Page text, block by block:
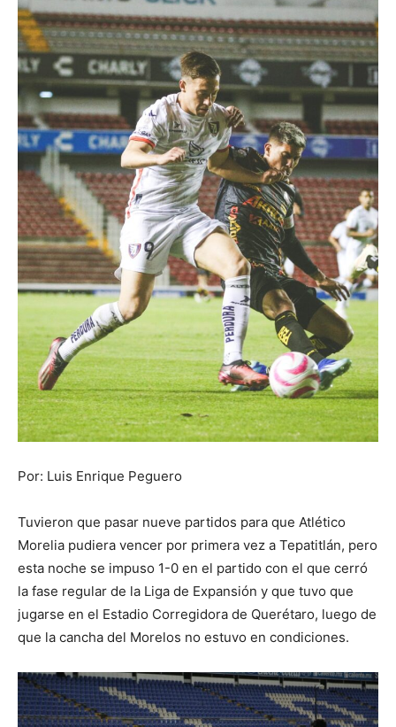
Por: Luis Enrique Peguero
Tuvieron que pasar nueve partidos para que Atlético
Morelia pudiera vencer por primera vez a Tepatitlán, pero
esta noche se impuso 1-0 en el partido con el que cerró
la fase regular de la Liga de Expansión y que tuvo que
jugarse en el Estadio Corregidora de Querétaro, luego de
que la cancha del Morelos no estuvo en condiciones.